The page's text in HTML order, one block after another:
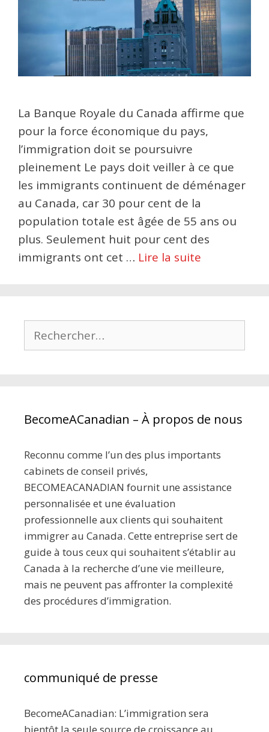
La Banque Royale du Canada affirme que
pour la force économique du pays,
l’immigration doit se poursuivre
pleinement Le pays doit veiller à ce que
les immigrants continuent de déménager
au Canada, car 30 pour cent de la
population totale est âgée de 55 ans ou
plus. Seulement huit pour cent des
immigrants ont cet … Lire la suite
Rechercher :
BecomeACanadian – À propos de nous
Reconnu comme l’un des plus importants
cabinets de conseil privés,
BECOMEACANADIAN fournit une assistance
personnalisée et une évaluation
professionnelle aux clients qui souhaitent
immigrer au Canada. Cette entreprise sert de
guide à tous ceux qui souhaitent s’établir au
Canada à la recherche d’une vie meilleure,
mais ne peuvent pas affronter la complexité
des procédures d’immigration.
communiqué de presse
BecomeACanadian: L’immigration sera